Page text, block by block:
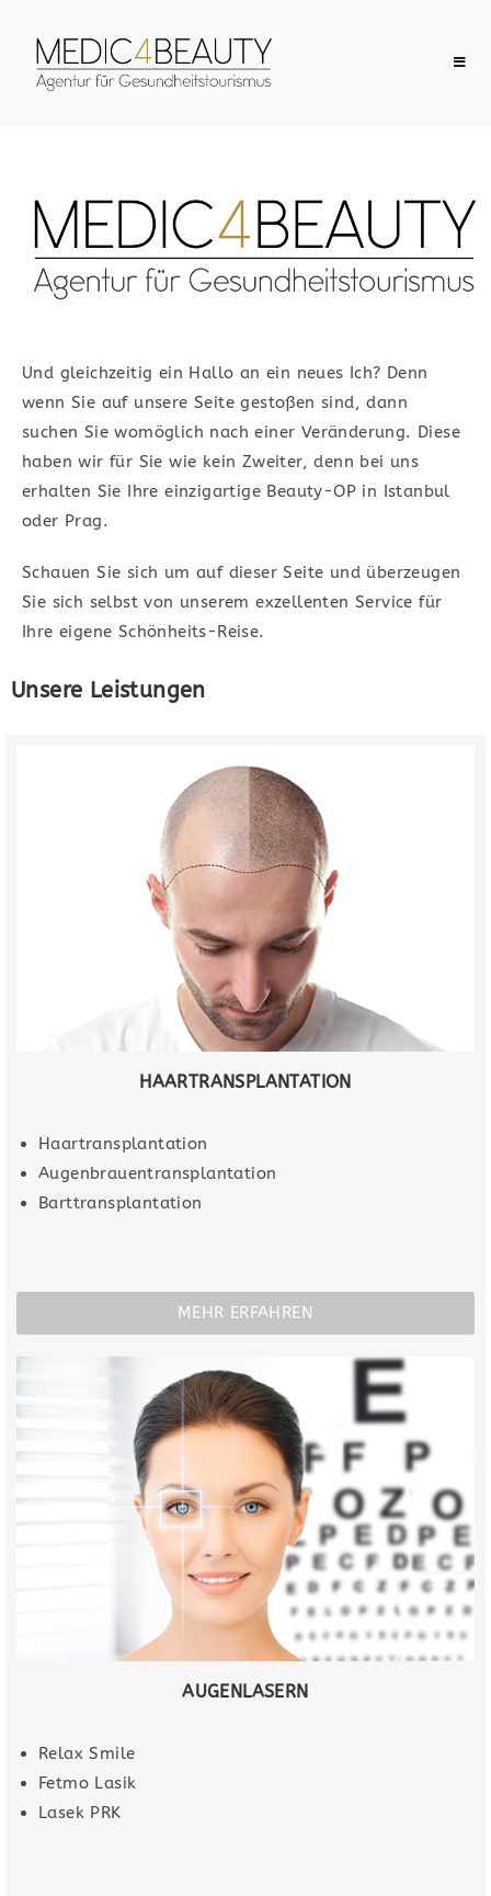
Herzlich
Willkommen
Günstige Preise locken mittlerweile
schon viele Touristen ins Ausland, um
dort eine Operation durchführen zu
lassen.
Und gleichzeitig ein Hallo an ein neues Ich? Denn
wenn Sie auf unsere Seite gestoßen sind, dann
suchen Sie womöglich nach einer Veränderung. Diese
haben wir für Sie wie kein Zweiter, denn bei uns
erhalten Sie Ihre einzigartige Beauty-OP in Istanbul
oder Prag.
Schauen Sie sich um auf dieser Seite und überzeugen
Sie sich selbst von unserem exzellenten Service für
Ihre eigene Schönheits-Reise.
Unsere Leistungen
HAARTRANSPLANTATION
Haartransplantation
Augenbrauentransplantation
Barttransplantation
MEHR ERFAHREN
AUGENLASERN
Relax Smile
Fetmo Lasik
Lasek PRK